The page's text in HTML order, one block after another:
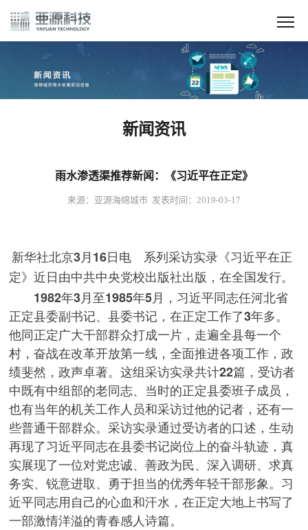
新闻资讯
雨水渗透渠推荐新闻：《习近平在正定》
来源：亚源海绵城市 发表时间：2019-03-17
新华社北京3月16日电 系列采访实录《习近平在正
定》近日由中共中央党校出版社出版，在全国发行。
1982年3月至1985年5月，习近平同志任河北省
正定县委副书记、县委书记，在正定工作了3年多。
他同正定广大干部群众打成一片，走遍全县每一个
村，奋战在改革开放第一线，全面推进各项工作，政
绩斐然，政声卓著。这组采访实录共计22篇，受访者
中既有中组部的老同志、当时的正定县委班子成员，
也有当年的机关工作人员和采访过他的记者，还有一
些普通干部群众。采访实录通过受访者的口述，生动
再现了习近平同志在县委书记岗位上的奋斗轨迹，真
实展现了一位对党忠诚、善政为民、深入调研、求真
务实、锐意进取、勇于担当的优秀年轻干部形象。习
近平同志用自己的心血和汗水，在正定大地上书写了
一部激情洋溢的青春感人诗篇。